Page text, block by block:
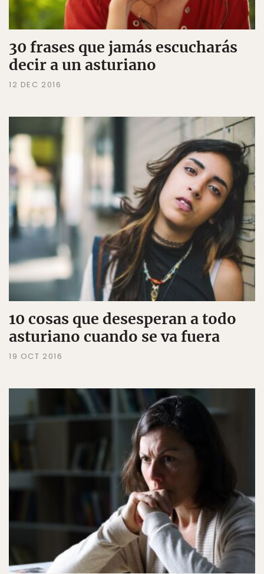
30 frases que jamás escucharás
decir a un asturiano
12 DEC 2016
10 cosas que desesperan a todo
asturiano cuando se va fuera
19 OCT 2016